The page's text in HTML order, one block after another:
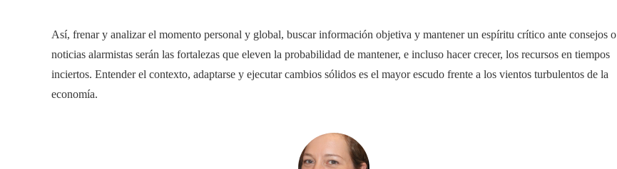
Así, frenar y analizar el momento personal y global, buscar información objetiva y mantener un espíritu crítico ante consejos o
noticias alarmistas serán las fortalezas que eleven la probabilidad de mantener, e incluso hacer crecer, los recursos en tiempos
inciertos. Entender el contexto, adaptarse y ejecutar cambios sólidos es el mayor escudo frente a los vientos turbulentos de la
economía.